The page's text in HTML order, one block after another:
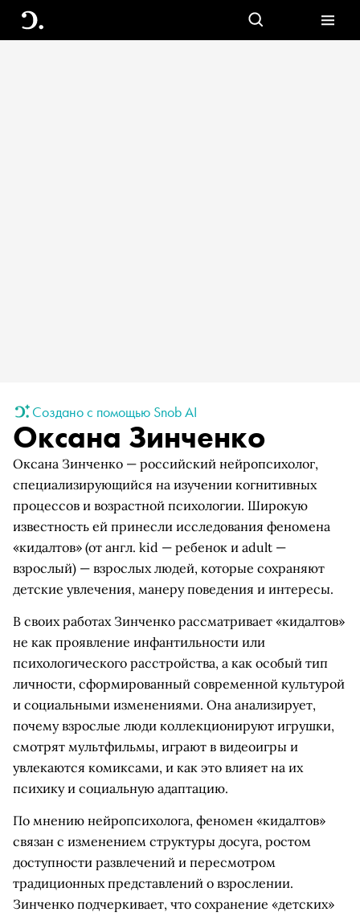
Создано с помощью Snob AI
Оксана Зинченко
Оксана Зинченко — российский нейропсихолог,
специализирующийся на изучении когнитивных
процессов и возрастной психологии. Широкую
известность ей принесли исследования феномена
«кидалтов» (от англ. kid — ребенок и adult —
взрослый) — взрослых людей, которые сохраняют
детские увлечения, манеру поведения и интересы.
В своих работах Зинченко рассматривает «кидалтов»
не как проявление инфантильности или
психологического расстройства, а как особый тип
личности, сформированный современной культурой
и социальными изменениями. Она анализирует,
почему взрослые люди коллекционируют игрушки,
смотрят мультфильмы, играют в видеоигры и
увлекаются комиксами, и как это влияет на их
психику и социальную адаптацию.
По мнению нейропсихолога, феномен «кидалтов»
связан с изменением структуры досуга, ростом
доступности развлечений и пересмотром
традиционных представлений о взрослении.
Зинченко подчеркивает, что сохранение «детских»